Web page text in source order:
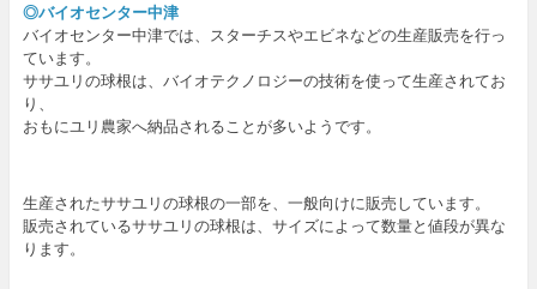
◎バイオセンター中津
バイオセンター中津では、スターチスやエビネなどの生産販売を行っ
ています。
ササユリの球根は、バイオテクノロジーの技術を使って生産されてお
り、
おもにユリ農家へ納品されることが多いようです。
生産されたササユリの球根の一部を、一般向けに販売しています。
販売されているササユリの球根は、サイズによって数量と値段が異な
ります。